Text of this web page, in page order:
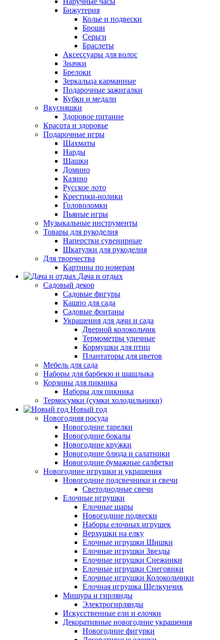
Бижутерия
Колье и подвески
Броши
Серьги
Браслеты
Аксессуары для волос
Значки
Брелоки
Зеркальца карманные
Подарочные зажигалки
Кубки и медали
Вкусняшки
Здоровое питание
Красота и здоровье
Подарочные игры
Шахматы
Нарды
Шашки
Домино
Казино
Русское лото
Крестики-нолики
Головоломки
Пьяные игры
Музыкальные инструменты
Товары для рукоделия
Наперстки сувенирные
Шкатулки для рукоделия
Для творчества
Картины по номерам
Дача и отдых
Садовый декор
Садовые фигуры
Кашпо для сада
Садовые фонтаны
Украшения для дачи и сада
Дверной колокольчик
Термометры уличные
Кормушки для птиц
Плантаторы для цветов
Мебель для сада
Наборы для барбекю и шашлыка
Корзины для пикника
Наборы для пикника
Термосумки (сумки холодильники)
Новый год
Новогодняя посуда
Новогодние тарелки
Новогодние бокалы
Новогодние кружки
Новогодние блюда и салатники
Новогодние бумажные салфетки
Новогодние игрушки и украшения
Новогодние подсвечники и свечи
Светодиодные свечи
Елочные игрушки
Елочные шары
Новогодние подвески
Наборы елочных игрушек
Верхушки на елку
Елочные игрушки Шишки
Елочные игрушки Звезды
Елочные игрушки Снежинки
Елочные игрушки Снеговики
Елочные игрушки Колокольчики
Елочная игрушка Щелкунчик
Мишура и гирлянды
Электрогирлянды
Искусственные ели и елочки
Декоративные новогодние украшения
Новогодние фигурки